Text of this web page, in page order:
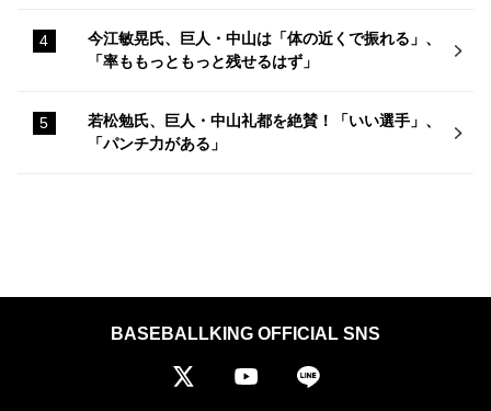
今江敏晃氏、巨人・中山は「体の近くで振れる」、
「率ももっともっと残せるはず」
若松勉氏、巨人・中山礼都を絶賛！「いい選手」、
「パンチ力がある」
BASEBALLKING OFFICIAL SNS